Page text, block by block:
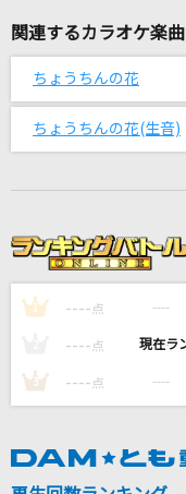
アルフィー(THE ALFEE)
キャットラビング
香椎モイミ
手遅れcaution
＝LOVE
[生音]カーニバル
Vaundy
湘南乃風
関連するカラオケ楽曲
ちょうちんの花
ちょうちんの花(生音)
1 ---- 点 ----
---- 点 ----
3 ---- 点 ----